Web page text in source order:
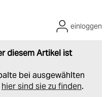
diesem Artikel ist
bei ausgewählten
hier sind sie zu finden.
einloggen